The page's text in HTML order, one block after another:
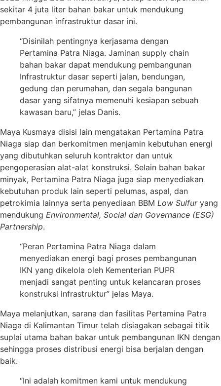
sekitar 4 juta liter bahan bakar untuk mendukung
pembangunan infrastruktur dasar ini.
“Disinilah pentingnya kerjasama dengan
Pertamina Patra Niaga. Jaminan supply chain
bahan bakar dapat mendukung pembangunan
Infrastruktur dasar seperti jalan, bendungan,
gedung dan perumahan, dan segala bangunan
dasar yang sifatnya memenuhi kesiapan sebuah
kawasan baru,” jelas Danis.
Maya Kusmaya disisi lain mengatakan Pertamina Patra
Niaga siap dan berkomitmen menjamin kebutuhan energi
yang dibutuhkan seluruh kontraktor dan untuk
pengoperasian alat-alat konstruksi. Selain bahan bakar
minyak, Pertamina Patra Niaga juga siap menyediakan
kebutuhan produk lain seperti pelumas, aspal, dan
petrokimia lainnya serta penyediaan BBM Low Sulfur yang
mendukung Environmental, Social dan Governance (ESG)
Partnership.
“Peran Pertamina Patra Niaga dalam
menyediakan energi bagi proses pembangunan
IKN yang dikelola oleh Kementerian PUPR
menjadi sangat penting untuk kelancaran proses
konstruksi infrastruktur” jelas Maya.
Maya melanjutkan, sarana dan fasilitas Pertamina Patra
Niaga di Kalimantan Timur telah disiagakan sebagai titik
suplai utama bahan bakar untuk pembangunan IKN dengan
sehingga proses distribusi energi bisa berjalan dengan
baik.
“Ini adalah komitmen kami untuk mendukung